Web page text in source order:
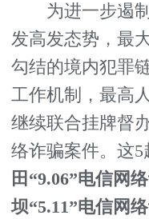
为进一步遏制
发高发态势，最
勾结的境内犯罪
工作机制，最高
继续联合挂牌督
络诈骗案件。这
田“9.06”电信网
坝“5.11”电信网